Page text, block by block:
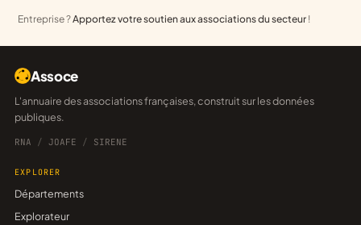
Entreprise ?Apportez votre soutien aux associations du secteur !
Assoce
L'annuaire des associations françaises, construit sur les données
publiques.
RNA / JOAFE / SIRENE
EXPLORER
Départements
Explorateur